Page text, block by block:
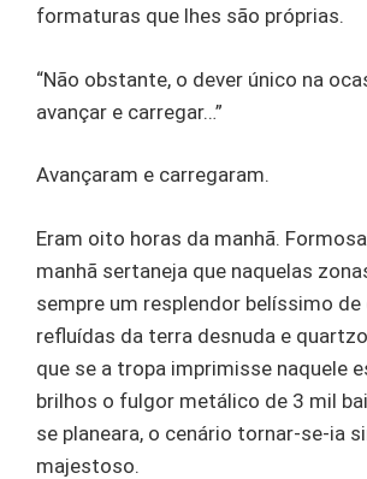
formaturas que lhes são próprias.
“Não obstante, o dever único na
avançar e carregar…”
Avançaram e carregaram.
Eram oito horas da manhã.
manhã sertaneja que naquelas
sempre um resplendor belíssimo de
refluídas da terra desnuda e
que se a tropa imprimisse naquele
brilhos o fulgor metálico de 3 mil
se planeara, o cenário tornar-se-ia
majestoso.